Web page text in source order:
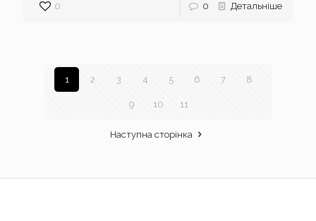
0 0 Детальніше
1 2 3 4 5 6 7 8
9 10 11
Наступна сторінка